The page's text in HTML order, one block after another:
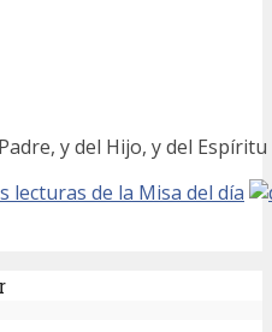
y del Hijo, y del Espíritu
lecturas de la Misa del día